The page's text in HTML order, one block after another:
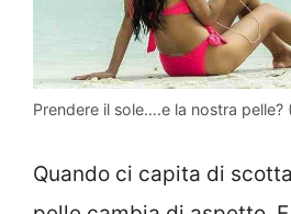
Prendere il sole….e la nostra pelle?
Quando ci capita di